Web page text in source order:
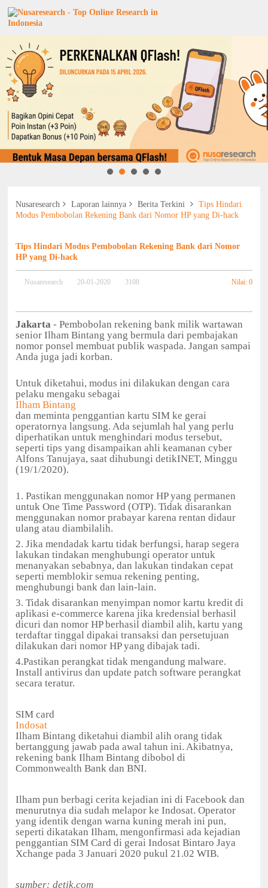
Nusaresearch Laporan lainnya Berita Terkini
Tips Hindari
Modus Pembobolan Rekening Bank dari Nomor HP yang Di-hack
Tips Hindari Modus Pembobolan Rekening Bank dari Nomor
HP yang Di-hack
Nusaresearch 20-01-2020 3108 Nilai: 0
Jakarta - Pembobolan rekening bank milik wartawan
senior Ilham Bintang yang bermula dari pembajakan
nomor ponsel membuat publik waspada. Jangan sampai
Anda juga jadi korban.
Untuk diketahui, modus ini dilakukan dengan cara
pelaku mengaku sebagai
Ilham Bintang
dan meminta penggantian kartu SIM ke gerai
operatornya langsung. Ada sejumlah hal yang perlu
diperhatikan untuk menghindari modus tersebut,
seperti tips yang disampaikan ahli keamanan cyber
Alfons Tanujaya, saat dihubungi detikINET, Minggu
(19/1/2020).
1. Pastikan menggunakan nomor HP yang permanen
untuk One Time Password (OTP). Tidak disarankan
menggunakan nomor prabayar karena rentan didaur
ulang atau diambilalih.
2. Jika mendadak kartu tidak berfungsi, harap segera
lakukan tindakan menghubungi operator untuk
menanyakan sebabnya, dan lakukan tindakan cepat
seperti memblokir semua rekening penting,
menghubungi bank dan lain-lain.
3. Tidak disarankan menyimpan nomor kartu kredit di
aplikasi e-commerce karena jika kredensial berhasil
dicuri dan nomor HP berhasil diambil alih, kartu yang
terdaftar tinggal dipakai transaksi dan persetujuan
dilakukan dari nomor HP yang dibajak tadi.
4.Pastikan perangkat tidak mengandung malware.
Install antivirus dan update patch software perangkat
secara teratur.
SIM card
Indosat
Ilham Bintang diketahui diambil alih orang tidak
bertanggung jawab pada awal tahun ini. Akibatnya,
rekening bank Ilham Bintang dibobol di
Commonwealth Bank dan BNI.
Ilham pun berbagi cerita kejadian ini di Facebook dan
menurutnya dia sudah melapor ke Indosat. Operator
yang identik dengan warna kuning merah ini pun,
seperti dikatakan Ilham, mengonfirmasi ada kejadian
penggantian SIM Card di gerai Indosat Bintaro Jaya
Xchange pada 3 Januari 2020 pukul 21.02 WIB.
sumber: detik.com